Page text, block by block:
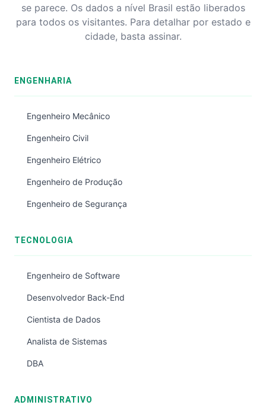
se parece. Os dados a nível Brasil estão liberados
para todos os visitantes. Para detalhar por estado e
cidade, basta assinar.
ENGENHARIA
Engenheiro Mecânico
Engenheiro Civil
Engenheiro Elétrico
Engenheiro de Produção
Engenheiro de Segurança
TECNOLOGIA
Engenheiro de Software
Desenvolvedor Back-End
Cientista de Dados
Analista de Sistemas
DBA
ADMINISTRATIVO